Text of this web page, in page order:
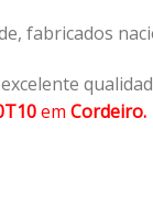
fabricados
em Cordeiro.